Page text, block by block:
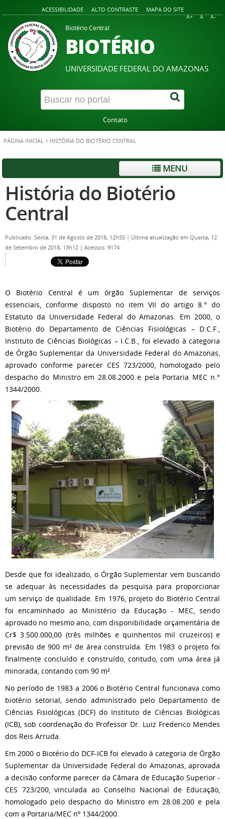
ACESSIBILIDADE ALTO CONTRASTE MAPA DO SITE
A+ A A-
Biotério Central
BIOTÉRIO
UNIVERSIDADE FEDERAL DO AMAZONAS
Contato
PÁGINA INICIAL > HISTÓRIA DO BIOTÉRIO CENTRAL
MENU
História do Biotério
Central
Publicado: Sexta, 31 de Agosto de 2018, 12h55 | Última atualização em Quarta, 12
de Setembro de 2018, 13h12 | Acessos: 9174
O Biotério Central é um órgão Suplementar de serviços
essenciais, conforme disposto no item VII do artigo 8.° do
Estatuto da Universidade Federal do Amazonas. Em 2000, o
Biotério do Departamento de Ciências Fisiológicas – D.C.F.,
Instituto de Ciências Biológicas – I.C.B., foi elevado à categoria
de Órgão Suplementar da Universidade Federal do Amazonas,
aprovado conforme parecer CES 723/2000, homologado pelo
despacho do Ministro em 28.08.2000 e pela Portaria MEC n.°
1344/2000.
Desde que foi idealizado, o Órgão Suplementar vem buscando
se adequar às necessidades da pesquisa para proporcionar
um serviço de qualidade. Em 1976, projeto do Biotério Central
foi encaminhado ao Ministério da Educação - MEC, sendo
aprovado no mesmo ano, com disponibilidade orçamentária de
Cr$ 3.500.000,00 (três milhões e quinhentos mil cruzeiros) e
previsão de 900 m² de área construída. Em 1983 o projeto foi
finalmente concluído e construído, contudo, com uma área já
minorada, contando com 90 m².
No período de 1983 a 2006 o Biotério Central funcionava como
biotério setorial, sendo administrado pelo Departamento de
Ciências Fisiológicas (DCF) do Instituto de Ciências Biológicas
(ICB), sob coordenação do Professor Dr. Luiz Frederico Mendes
dos Reis Arruda.
Em 2000 o Biotério do DCF-ICB foi elevado à categoria de Órgão
Suplementar da Universidade Federal do Amazonas, aprovada
a decisão conforme parecer da Câmara de Educação Superior -
CES 723/200, vinculada ao Conselho Nacional de Educação,
homologado pelo despacho do Ministro em 28.08.200 e pela
com a Portaria/MEC nº 1344/2000.